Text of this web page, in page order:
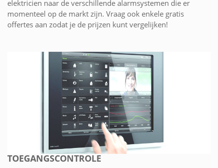
elektricien naar de verschillende alarmsystemen die er
momenteel op de markt zijn. Vraag ook enkele gratis
offertes aan zodat je de prijzen kunt vergelijken!
TOEGANGSCONTROLE